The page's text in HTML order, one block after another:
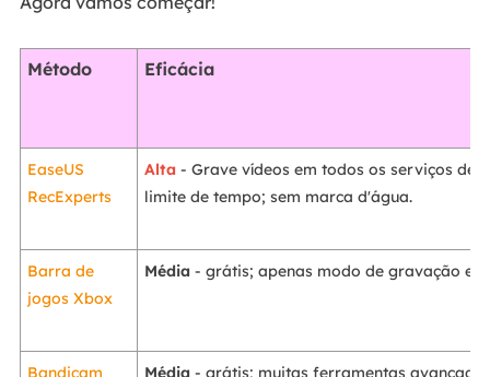
Método Eficácia
EaseUS
RecExperts
Alta- Grave vídeos em todos os serviços de
limite de tempo; sem marca d'água.
Barra de
jogos Xbox
Média- grátis; apenas modo de gravação em
Bandicam Média- grátis; muitas ferramentas